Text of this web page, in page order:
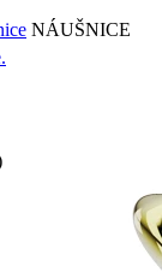
NÁUŠNICE